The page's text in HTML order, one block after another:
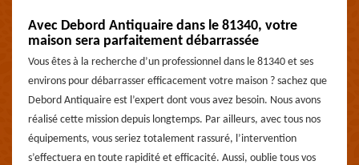
Avec Debord Antiquaire dans le 81340, votre
maison sera parfaitement débarrassée
Vous êtes à la recherche d’un professionnel dans le 81340 et ses
environs pour débarrasser efficacement votre maison ? sachez que
Debord Antiquaire est l’expert dont vous avez besoin. Nous avons
réalisé cette mission depuis longtemps. Par ailleurs, avec tous nos
équipements, vous seriez totalement rassuré, l’intervention
s’effectuera en toute rapidité et efficacité. Aussi, oublie tous vos